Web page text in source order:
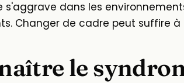
s'aggrave dans les
Changer de cadre peut suffire à
le